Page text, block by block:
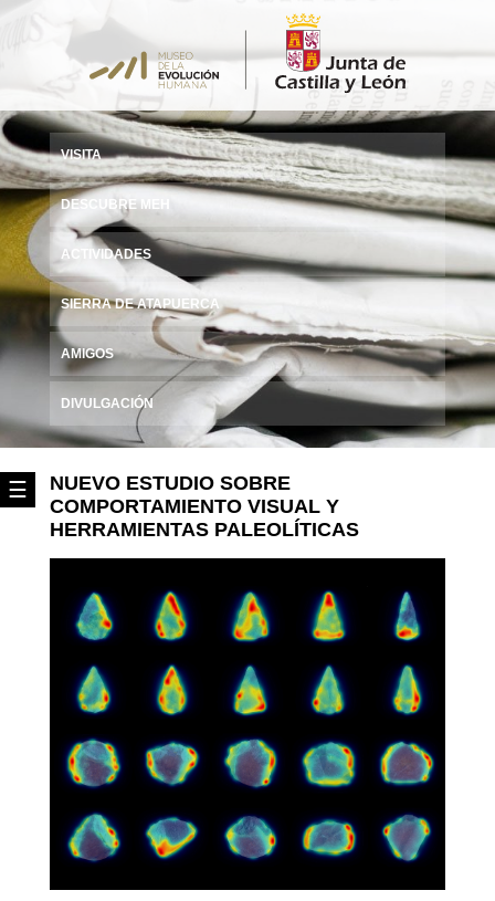
☰
VISITA
DESCUBRE MEH
ACTIVIDADES
SIERRA DE ATAPUERCA
AMIGOS
DIVULGACIÓN
NUEVO ESTUDIO SOBRE
COMPORTAMIENTO VISUAL Y
HERRAMIENTAS PALEOLÍTICAS